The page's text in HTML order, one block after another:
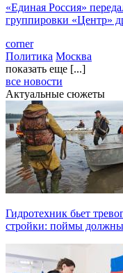
«Единая Россия»
группировки «Центр»
corner
Политика Москва
показать еще [...]
все новости
Актуальные сюжеты
Гидротехник бьет
стройки: поймы должны